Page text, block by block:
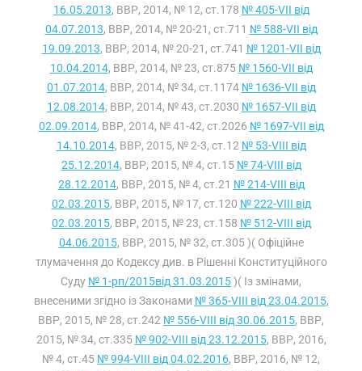
16.05.2013, ВВР, 2014, № 12, ст.178 № 405-VII від
04.07.2013, ВВР, 2014, № 20-21, ст.711 № 588-VII від
19.09.2013, ВВР, 2014, № 20-21, ст.741 № 1201-VII від
10.04.2014, ВВР, 2014, № 23, ст.875 № 1560-VII від
01.07.2014, ВВР, 2014, № 34, ст.1174 № 1636-VII від
12.08.2014, ВВР, 2014, № 43, ст.2030 № 1657-VII від
02.09.2014, ВВР, 2014, № 41-42, ст.2026 № 1697-VII від
14.10.2014, ВВР, 2015, № 2-3, ст.12 № 53-VIII від
25.12.2014, ВВР, 2015, № 4, ст.15 № 74-VIII від
28.12.2014, ВВР, 2015, № 4, ст.21 № 214-VIII від
02.03.2015, ВВР, 2015, № 17, ст.120 № 222-VIII від
02.03.2015, ВВР, 2015, № 23, ст.158 № 512-VIII від
04.06.2015, ВВР, 2015, № 32, ст.305 )( Офіційне
тлумачення до Кодексу див. в Рішенні Конституційного
Суду № 1-рп/2015від 31.03.2015)( Із змінами,
внесеними згідно із Законами № 365-VIII від 23.04.2015,
ВВР, 2015, № 28, ст.242 № 556-VIII від 30.06.2015, ВВР,
2015, № 34, ст.335 № 902-VIII від 23.12.2015, ВВР, 2016,
№ 4, ст.45 № 994-VIII від 04.02.2016, ВВР, 2016, № 12,